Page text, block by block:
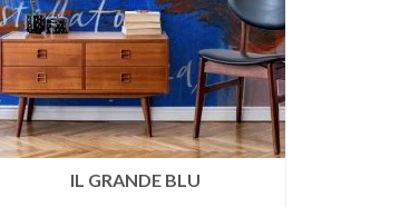
IL GRANDE BLU